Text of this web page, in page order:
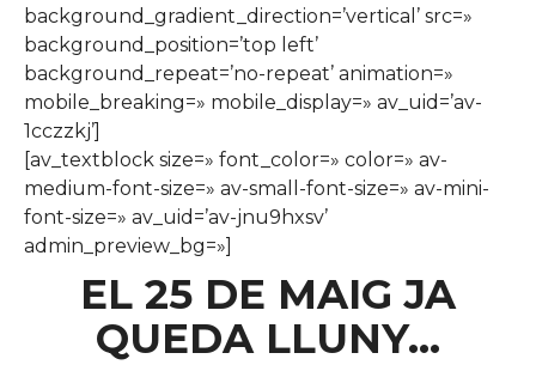
background_gradient_direction=’vertical’ src=»
background_position=’top left’
background_repeat=’no-repeat’ animation=»
mobile_breaking=» mobile_display=» av_uid=’av-
1cczzkj’]
[av_textblock size=» font_color=» color=» av-
medium-font-size=» av-small-font-size=» av-mini-
font-size=» av_uid=’av-jnu9hxsv’
admin_preview_bg=»]
EL 25 DE MAIG JA
QUEDA LLUNY…